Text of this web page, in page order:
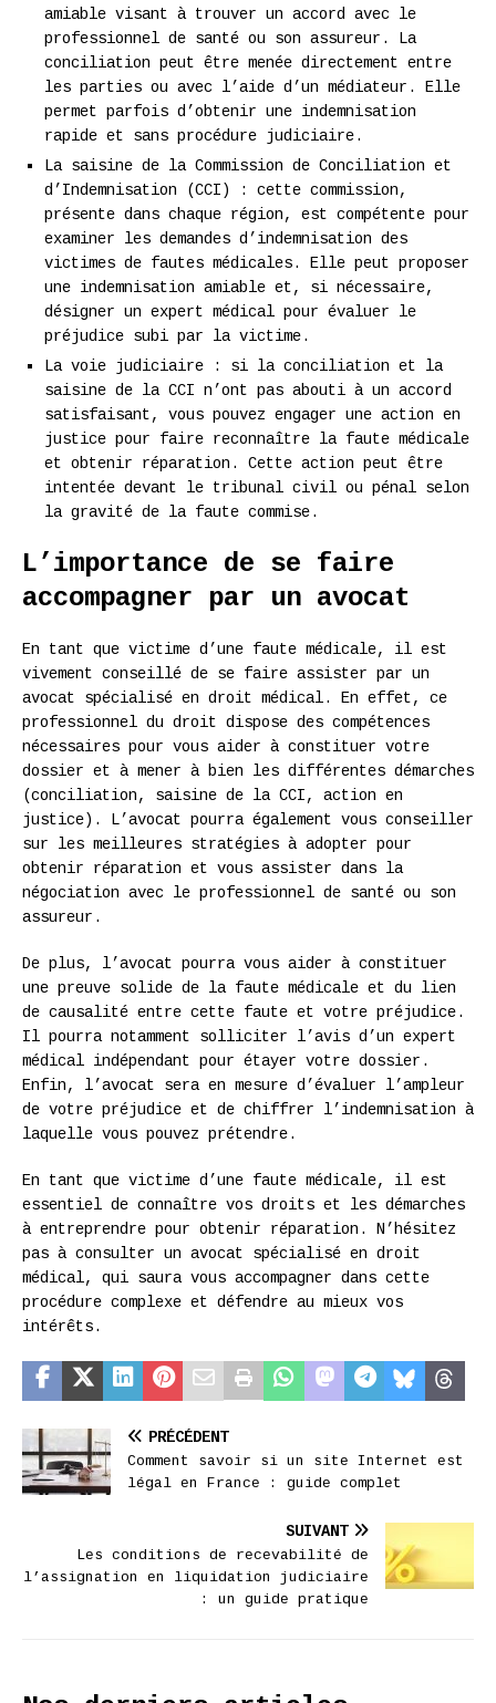
amiable visant à trouver un accord avec le
professionnel de santé ou son assureur. La
conciliation peut être menée directement entre
les parties ou avec l’aide d’un médiateur. Elle
permet parfois d’obtenir une indemnisation
rapide et sans procédure judiciaire.
La saisine de la Commission de Conciliation et
d’Indemnisation (CCI) : cette commission,
présente dans chaque région, est compétente pour
examiner les demandes d’indemnisation des
victimes de fautes médicales. Elle peut proposer
une indemnisation amiable et, si nécessaire,
désigner un expert médical pour évaluer le
préjudice subi par la victime.
La voie judiciaire : si la conciliation et la
saisine de la CCI n’ont pas abouti à un accord
satisfaisant, vous pouvez engager une action en
justice pour faire reconnaître la faute médicale
et obtenir réparation. Cette action peut être
intentée devant le tribunal civil ou pénal selon
la gravité de la faute commise.
L’importance de se faire
accompagner par un avocat
En tant que victime d’une faute médicale, il est
vivement conseillé de se faire assister par un
avocat spécialisé en droit médical. En effet, ce
professionnel du droit dispose des compétences
nécessaires pour vous aider à constituer votre
dossier et à mener à bien les différentes démarches
(conciliation, saisine de la CCI, action en
justice). L’avocat pourra également vous conseiller
sur les meilleures stratégies à adopter pour
obtenir réparation et vous assister dans la
négociation avec le professionnel de santé ou son
assureur.
De plus, l’avocat pourra vous aider à constituer
une preuve solide de la faute médicale et du lien
de causalité entre cette faute et votre préjudice.
Il pourra notamment solliciter l’avis d’un expert
médical indépendant pour étayer votre dossier.
Enfin, l’avocat sera en mesure d’évaluer l’ampleur
de votre préjudice et de chiffrer l’indemnisation à
laquelle vous pouvez prétendre.
En tant que victime d’une faute médicale, il est
essentiel de connaître vos droits et les démarches
à entreprendre pour obtenir réparation. N’hésitez
pas à consulter un avocat spécialisé en droit
médical, qui saura vous accompagner dans cette
procédure complexe et défendre au mieux vos
intérêts.
PRÉCÉDENT
Comment savoir si un site Internet est
légal en France : guide complet
SUIVANT
Les conditions de recevabilité de
l’assignation en liquidation judiciaire
: un guide pratique